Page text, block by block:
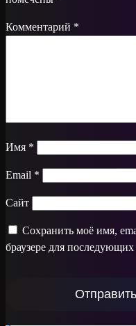
Комментарий *
Имя *
Email *
Сайт
Сохранить моё имя,
браузере для